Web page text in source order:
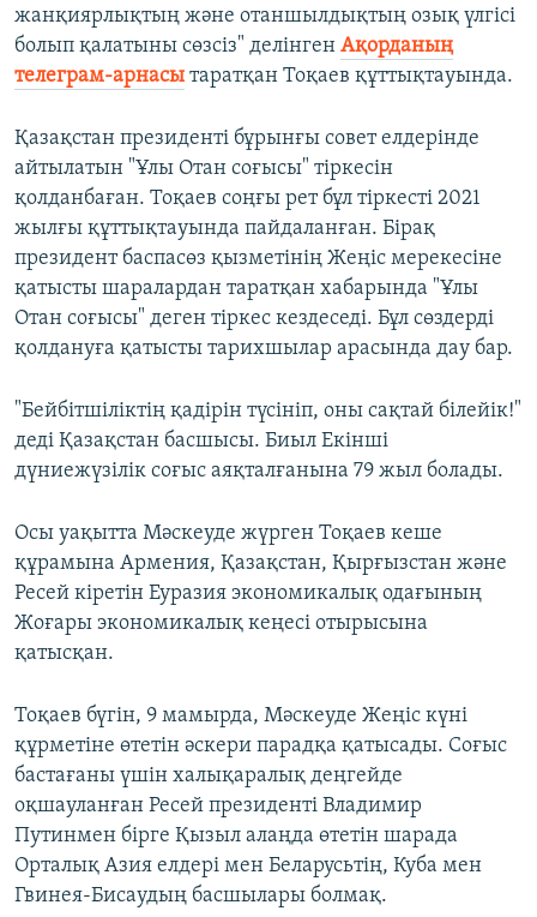
жанқиярлықтың және отаншылдықтың озық үлгісі
болып қалатыны сөзсіз" делінген Ақорданың
телеграм-арнасы таратқан Тоқаев құттықтауында.
Қазақстан президенті бұрынғы совет елдерінде
айтылатын "Ұлы Отан соғысы" тіркесін
қолданбаған. Тоқаев соңғы рет бұл тіркесті 2021
жылғы құттықтауында пайдаланған. Бірақ
президент баспасөз қызметінің Жеңіс мерекесіне
қатысты шаралардан таратқан хабарында "Ұлы
Отан соғысы" деген тіркес кездеседі. Бұл сөздерді
қолдануға қатысты тарихшылар арасында дау бар.
"Бейбітшіліктің қадірін түсініп, оны сақтай білейік!"
деді Қазақстан басшысы. Биыл Екінші
дүниежүзілік соғыс аяқталғанына 79 жыл болады.
Осы уақытта Мәскеуде жүрген Тоқаев кеше
құрамына Армения, Қазақстан, Қырғызстан және
Ресей кіретін Еуразия экономикалық одағының
Жоғары экономикалық кеңесі отырысына
қатысқан.
Тоқаев бүгін, 9 мамырда, Мәскеуде Жеңіс күні
құрметіне өтетін әскери парадқа қатысады. Соғыс
бастағаны үшін халықаралық деңгейде
оқшауланған Ресей президенті Владимир
Путинмен бірге Қызыл алаңда өтетін шарада
Орталық Азия елдері мен Беларусьтің, Куба мен
Гвинея-Бисаудың басшылары болмақ.